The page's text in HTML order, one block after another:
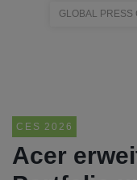
GLOBAL PRESS
CES 2026
Acer